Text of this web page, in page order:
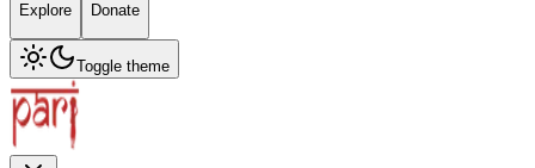
Explore Donate
Toggle theme